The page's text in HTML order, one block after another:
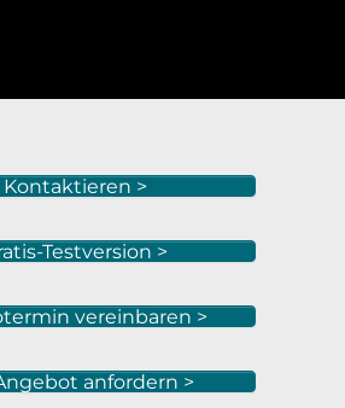
Kontaktieren >
Testversion >
vereinbaren >
anfordern >